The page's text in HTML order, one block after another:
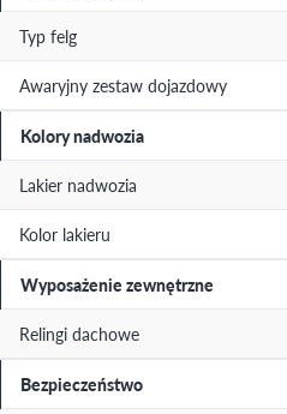
Typ felg
Awaryjny zestaw dojazdowy
Kolory nadwozia
Lakier nadwozia
Kolor lakieru
Wyposażenie zewnętrzne
Relingi dachowe
Bezpieczeństwo